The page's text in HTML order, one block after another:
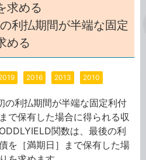
求める
利払期間が半端な固定
める
2016 2013 2010
の利払期間が半端な固定利付
で保有した場合に得られる収
関数は、最後の利
を［満期日］まで保有した場